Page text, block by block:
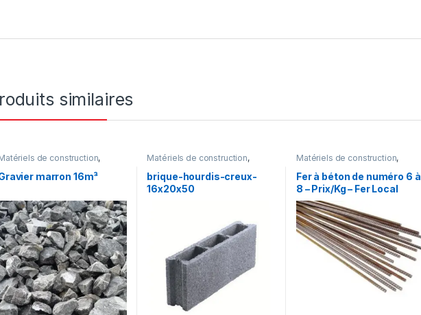
similaires
de construction,
marron 16m³
Matériels de construction,
brique-hourdis-creux-
16x20x50
Matériels de construction,
Fer à béton de numéro 6 à
8 – Prix/Kg – Fer Local